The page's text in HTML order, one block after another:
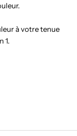
à votre tenue
1.